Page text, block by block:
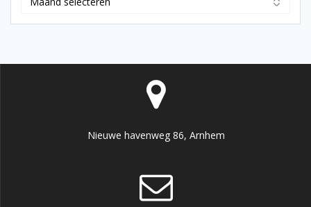
Nieuwe havenweg 86, Arnhem